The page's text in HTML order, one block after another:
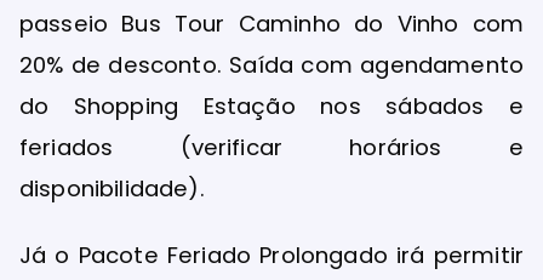
passeio Bus Tour Caminho do Vinho com
20% de desconto. Saída com agendamento
do Shopping Estação nos sábados e
feriados (verificar horários e
disponibilidade).
Já o Pacote Feriado Prolongado irá permitir